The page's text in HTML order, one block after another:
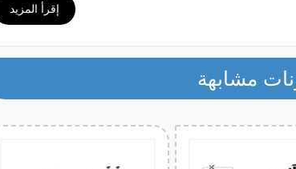
إقرأ المزيد
بما في ذلك الأحذية الرياضية، الأحذية الرسمية، الصنادل،
الإكسسوارات المناسبة لجميع الأعمار مثل الساعات،
المجوهرات، الأوشحة، الحقائب المدرسية، والقبعات.
بي السعوديةM69؟
على جميع منتجات متجر آر اند بي عبر موقع
تجربة التسوق أكثر توفير وتميز، ومن أبرز هذه
مشابهة